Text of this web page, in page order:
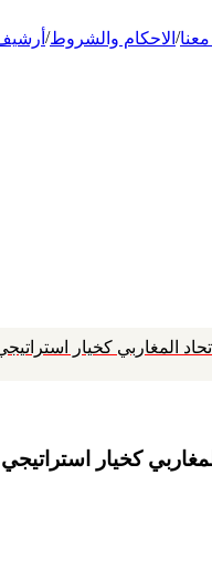
/ الاحكام والشروط/
المغاربي كخيار
كخيار